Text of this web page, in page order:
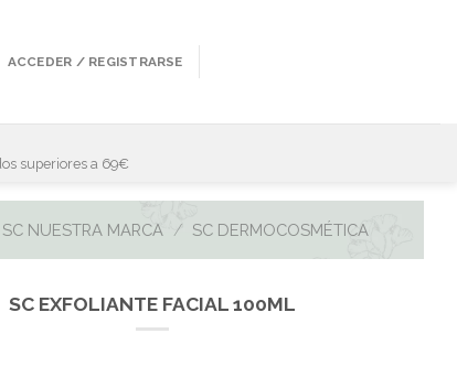
ACCEDER / REGISTRARSE
superiores a 69€
SC NUESTRA MARCA / SC DERMOCOSMÉTICA
SC EXFOLIANTE FACIAL 100ML